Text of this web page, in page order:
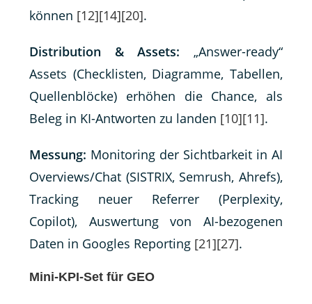
können [12][14][20].
Distribution & Assets: „Answer-ready“
Assets (Checklisten, Diagramme, Tabellen,
Quellenblöcke) erhöhen die Chance, als
Beleg in KI-Antworten zu landen [10][11].
Messung: Monitoring der Sichtbarkeit in AI
Overviews/Chat (SISTRIX, Semrush, Ahrefs),
Tracking neuer Referrer (Perplexity,
Copilot), Auswertung von AI-bezogenen
Daten in Googles Reporting [21][27].
Mini-KPI-Set für GEO